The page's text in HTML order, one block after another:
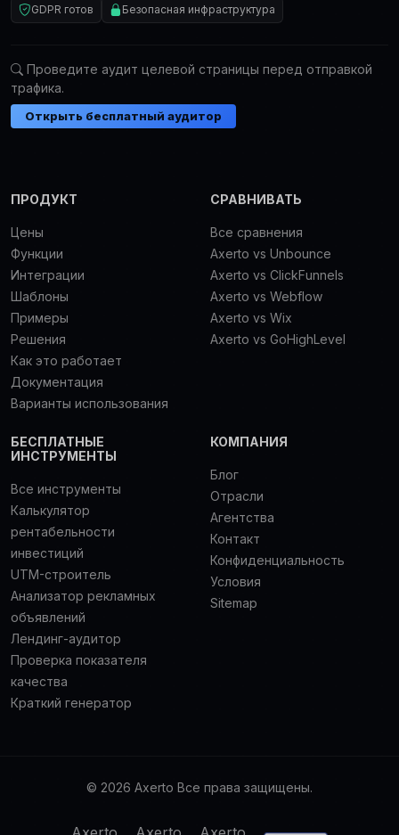
GDPR готов Безопасная инфраструктура
Проведите аудит целевой страницы перед отправкой
трафика.
Открыть бесплатный аудитор
ПРОДУКТ
Цены
Функции
Интеграции
Шаблоны
Примеры
Решения
Как это работает
Документация
Варианты использования
СРАВНИВАТЬ
Все сравнения
Axerto vs Unbounce
Axerto vs ClickFunnels
Axerto vs Webflow
Axerto vs Wix
Axerto vs GoHighLevel
БЕСПЛАТНЫЕ
ИНСТРУМЕНТЫ
Все инструменты
Калькулятор
рентабельности
инвестиций
UTM-строитель
Анализатор рекламных
объявлений
Лендинг-аудитор
Проверка показателя
качества
Краткий генератор
КОМПАНИЯ
Блог
Отрасли
Агентства
Контакт
Конфиденциальность
Условия
Sitemap
© 2026 Axerto Все права защищены.